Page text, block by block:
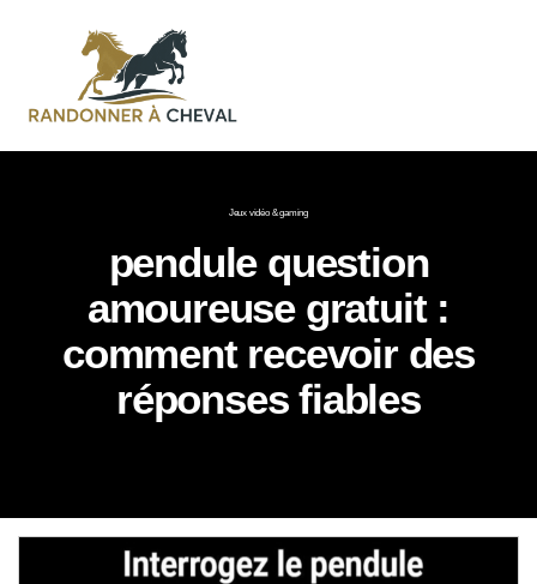
Jeux vidéo & gaming
pendule question
amoureuse gratuit :
comment recevoir des
réponses fiables